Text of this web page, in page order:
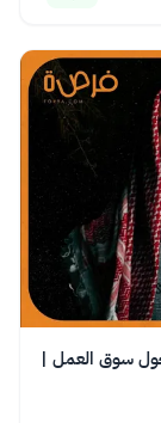
سوق العمل |